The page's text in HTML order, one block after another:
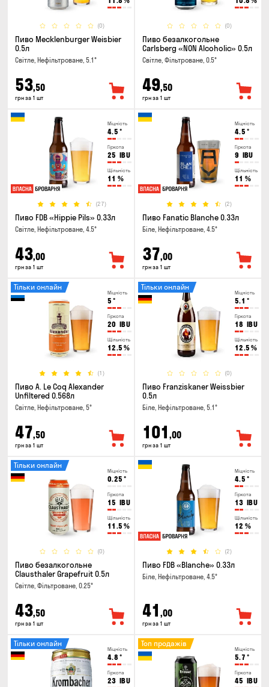
(0)
Пиво Mecklenburger Weisbier
0.5л
Світле, Нефільтроване, 5.1°
53,50
грн за 1 шт
(0)
Пиво безалкогольне
Carlsberg «NON Alcoholic» 0.5л
Світле, Фільтроване, 0.5°
49,50
грн за 1 шт
Міцність
4.5 °
Гіркота
25 IBU
Щільність
11 %
(27)
Пиво FDB «Hippie Pils» 0.33л
Світле, Нефільтроване, 4.5°
43,00
грн за 1 шт
Міцність
4.5 °
Гіркота
9 IBU
Щільність
11 %
(2)
Пиво Fanatic Blanche 0.33л
Біле, Нефільтроване, 4.5°
37,00
грн за 1 шт
Міцність
5 °
Гіркота
20 IBU
Щільність
12.5 %
(1)
Тільки онлайн
Пиво A. Le Coq Alexander
Unfiltered 0.568л
Світле, Нефільтроване, 5°
47,50
грн за 1 шт
Міцність
5.1 °
Гіркота
18 IBU
Щільність
12.5 %
(0)
Тільки онлайн
Пиво Franziskaner Weissbier
0.5л
Біле, Нефільтроване, 5.1°
101 ,00
грн за 1 шт
Міцність
0.25 °
Гіркота
15 IBU
Щільність
11.5 %
(0)
Тільки онлайн
Пиво безалкогольне
Clausthaler Grapefruit 0.5л
Світле, Фільтроване, 0.25°
43,50
грн за 1 шт
Міцність
4.5 °
Гіркота
13 IBU
Щільність
12 %
(2)
Пиво FDB «Blanche» 0.33л
Біле, Нефільтроване, 4.5°
41 ,00
грн за 1 шт
Міцність
4.8 °
Гіркота
23 IBU
Тільки онлайн
Міцність
5.7 °
Гіркота
45 IBU
Топ продажів